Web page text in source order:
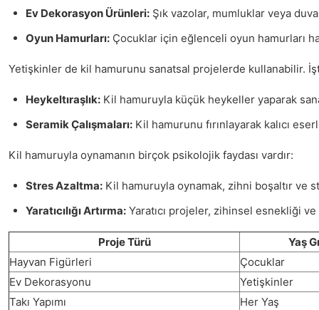
Ev Dekorasyon Ürünleri: Şık vazolar, mumluklar veya
Oyun Hamurları: Çocuklar için eğlenceli oyun hamurları
Yetişkinler de kil hamurunu sanatsal projelerde kullanabilir.
Heykeltıraşlık: Kil hamuruyla küçük heykeller yaparak
Seramik Çalışmaları: Kil hamurunu fırınlayarak kalıcı
Kil hamuruyla oynamanın birçok psikolojik faydası vardır:
Stres Azaltma: Kil hamuruyla oynamak, zihni boşaltır ve
Yaratıcılığı Artırma: Yaratıcı projeler, zihinsel esnekliği
Proje Türü
Yaş
Hayvan Figürleri
Çocuklar
Ev Dekorasyonu
Yetişkinler
Takı Yapımı
Her Yaş